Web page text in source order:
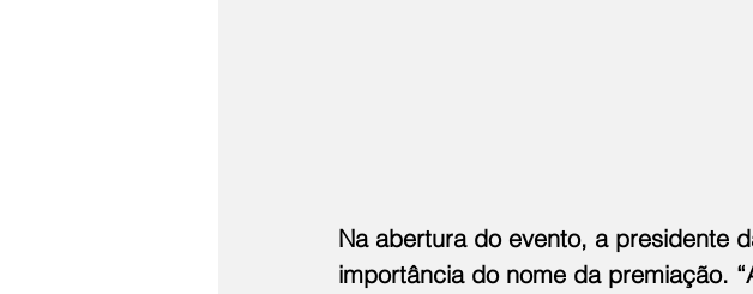
Na abertura do evento, a presidente
importância do nome da premiação.